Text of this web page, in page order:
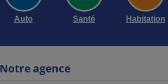
Auto Santé Habitation
Notre agence